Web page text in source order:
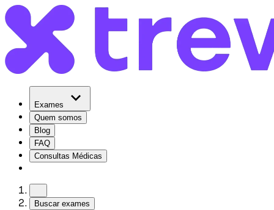
Exames
Quem somos
Blog
FAQ
Consultas Médicas
Buscar exames